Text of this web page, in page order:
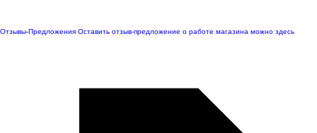
Отзывы-Предложения Оставить отзыв-предложение о работе магазина можно здесь